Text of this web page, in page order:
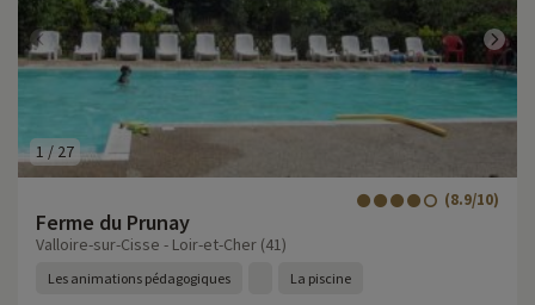
1 / 27
Ferme du Prunay
(8.9/10)
Valloire-sur-Cisse - Loir-et-Cher (41)
Les animations pédagogiques La piscine